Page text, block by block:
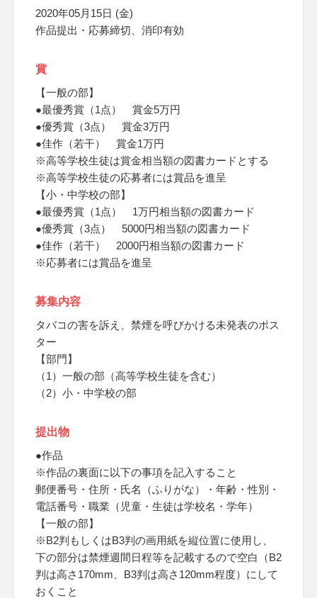
2020年05月15日 (金)
作品提出・応募締切、消印有効
賞
【一般の部】
●最優秀賞（1点） 賞金5万円
●優秀賞（3点） 賞金3万円
●佳作（若干） 賞金1万円
※高等学校生徒は賞金相当額の図書カードとする
※高等学校生徒の応募者には賞品を進呈
【小・中学校の部】
●最優秀賞（1点） 1万円相当額の図書カード
●優秀賞（3点） 5000円相当額の図書カード
●佳作（若干） 2000円相当額の図書カード
※応募者には賞品を進呈
募集内容
タバコの害を訴え、禁煙を呼びかける未発表のポス
ター
【部門】
（1）一般の部（高等学校生徒を含む）
（2）小・中学校の部
提出物
●作品
※作品の裏面に以下の事項を記入すること
郵便番号・住所・氏名（ふりがな）・年齢・性別・
電話番号・職業（児童・生徒は学校名・学年）
【一般の部】
※B2判もしくはB3判の画用紙を縦位置に使用し、
下の部分は禁煙週間日程等を記載するので空白（B2
判は高さ170mm、B3判は高さ120mm程度）にして
おくこと